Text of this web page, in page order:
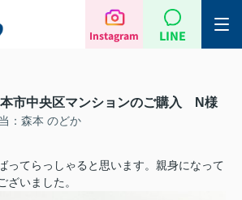
Instagram LINE
市中央区マンションのご購入 N様
：森本 のどか
ってらっしゃると思います。親身になって
ざいました。